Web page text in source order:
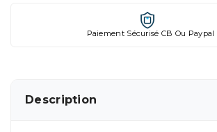
Paiement Sécurisé CB Ou Paypal
Description